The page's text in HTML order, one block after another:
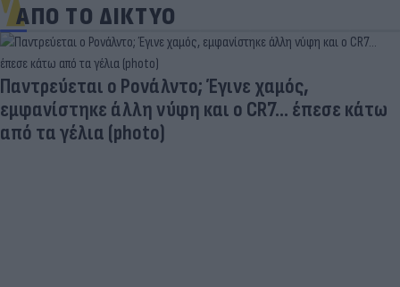
ΑΠΟ ΤΟ ΔΙΚΤΥΟ
Aγνώριστος στα 55 του ο θρύλος του παγκόσμιου
αθλητισμού (photo)